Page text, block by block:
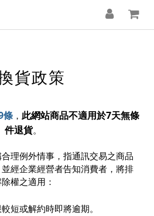
貨政策
條 ， 此網站商品不適用於7天無條
件退貨。
理例外情事，指通訊交易之商品
經企業經營者告知消費者，將排
權之適用：
短或解約時即將逾期。